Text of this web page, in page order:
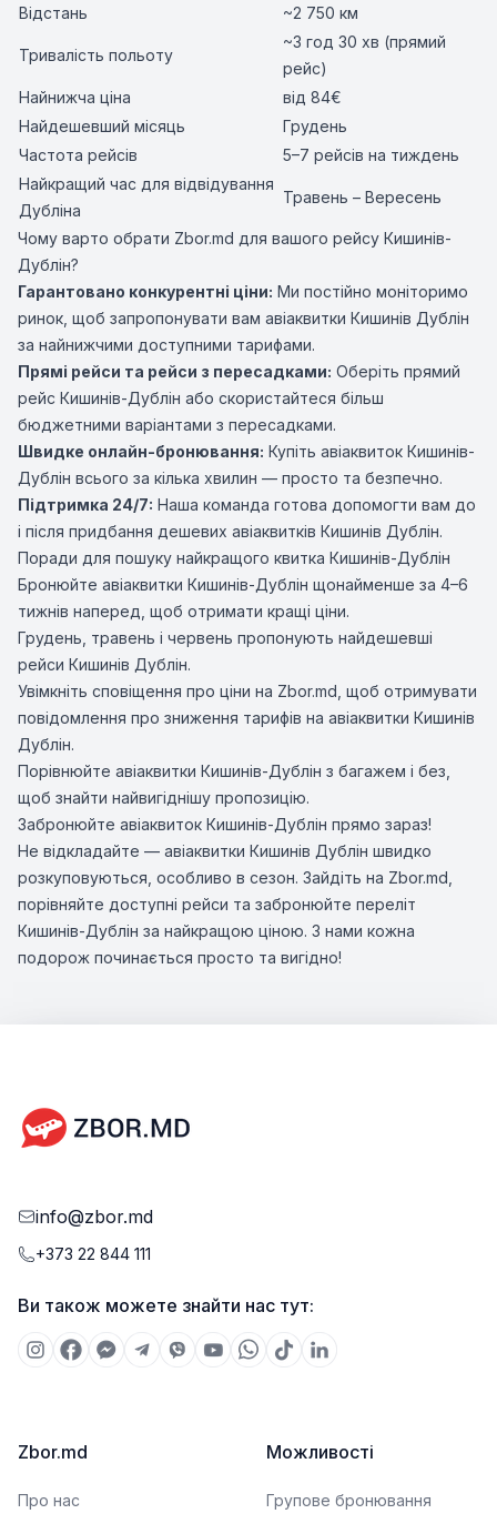
Відстань
~2 750 км
Тривалість польоту
~3 год 30 хв (прямий
рейс)
Найнижча ціна
від 84€
Найдешевший місяць
Грудень
Частота рейсів
5–7 рейсів на тиждень
Найкращий час для відвідування
Дубліна
Травень – Вересень
Чому варто обрати Zbor.md для вашого рейсу Кишинів-
Дублін?
Гарантовано конкурентні ціни: Ми постійно моніторимо
ринок, щоб запропонувати вам авіаквитки Кишинів Дублін
за найнижчими доступними тарифами.
Прямі рейси та рейси з пересадками: Оберіть прямий
рейс Кишинів-Дублін або скористайтеся більш
бюджетними варіантами з пересадками.
Швидке онлайн-бронювання: Купіть авіаквиток Кишинів-
Дублін всього за кілька хвилин — просто та безпечно.
Підтримка 24/7: Наша команда готова допомогти вам до
і після придбання дешевих авіаквитків Кишинів Дублін.
Поради для пошуку найкращого квитка Кишинів-Дублін
Бронюйте авіаквитки Кишинів-Дублін щонайменше за 4–6
тижнів наперед, щоб отримати кращі ціни.
Грудень, травень і червень пропонують найдешевші
рейси Кишинів Дублін.
Увімкніть сповіщення про ціни на Zbor.md, щоб отримувати
повідомлення про зниження тарифів на авіаквитки Кишинів
Дублін.
Порівнюйте авіаквитки Кишинів-Дублін з багажем і без,
щоб знайти найвигіднішу пропозицію.
Забронюйте авіаквиток Кишинів-Дублін прямо зараз!
Не відкладайте — авіаквитки Кишинів Дублін швидко
розкуповуються, особливо в сезон. Зайдіть на Zbor.md,
порівняйте доступні рейси та забронюйте переліт
Кишинів-Дублін за найкращою ціною. З нами кожна
подорож починається просто та вигідно!
info@zbor.md
+373 22 844 111
Ви також можете знайти нас тут:
Zbor.md
Про нас
Можливості
Групове бронювання